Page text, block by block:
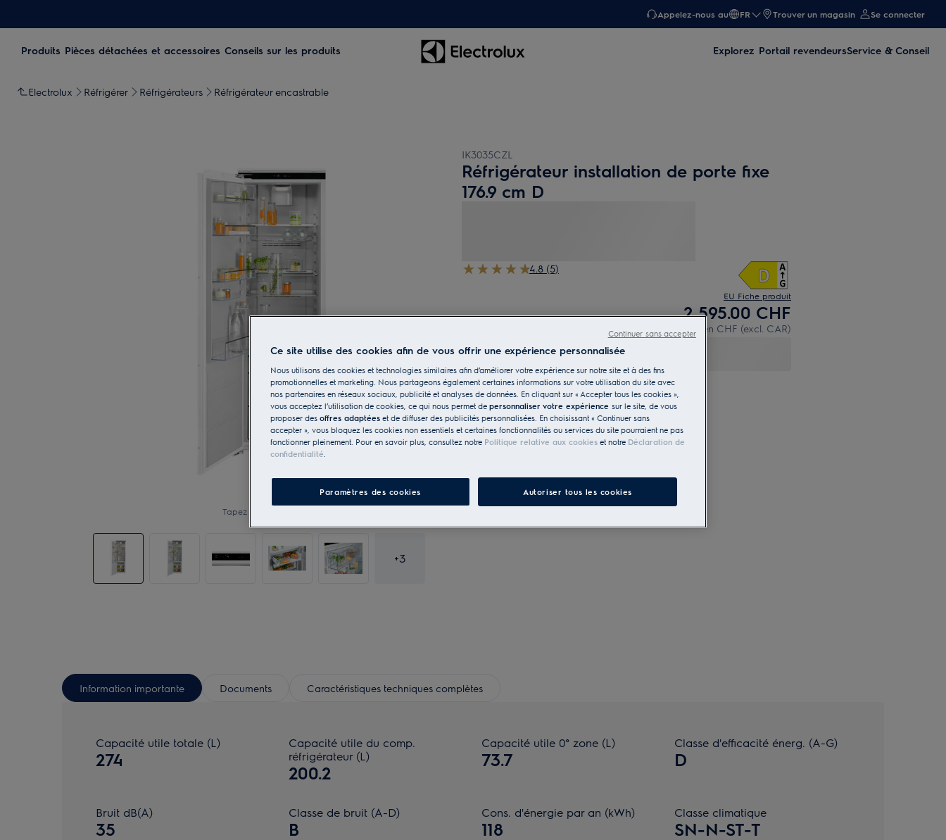
Appelez-nous au FR Trouver un magasin Se connecter
Produits Pièces détachées et accessoires Conseils sur les produits Explorez Portail revendeursService & Conseil
Electrolux Réfrigérer Réfrigérateurs Réfrigérateur encastrable
Tapez pour zoomer
+3
IK3035CZL
Réfrigérateur installation de porte fixe
176.9 cm D
4.8 (5)
EU Fiche produit
2 595.00 CHF
PVR incl. IVA en CHF (excl. CAR)
Information importante Documents Caractéristiques techniques complètes
Capacité utile totale (L)
274
Capacité utile du comp.
réfrigérateur (L)
200.2
Capacité utile 0° zone (L)
73.7
Classe d'efficacité énerg. (A-G)
D
Bruit dB(A)
35
Classe de bruit (A-D)
B
Cons. d'énergie par an (kWh)
118
Classe climatique
SN-N-ST-T
Ce site utilise des cookies afin de vous offrir une expérience personnalisée
Nous utilisons des cookies et technologies similaires afin d’améliorer votre expérience sur notre site et à des fins
promotionnelles et marketing. Nous partageons également certaines informations sur votre utilisation du site avec
nos partenaires en réseaux sociaux, publicité et analyses de données. En cliquant sur « Accepter tous les cookies »,
vous acceptez l’utilisation de cookies, ce qui nous permet de personnaliser votre expérience sur le site, de vous
proposer des offres adaptées et de diffuser des publicités personnalisées. En choisissant « Continuer sans
accepter », vous bloquez les cookies non essentiels et certaines fonctionnalités ou services du site pourraient ne pas
fonctionner pleinement. Pour en savoir plus, consultez notre Politique relative aux cookies et notre Déclaration de
confidentialité.
Paramètres des cookies Autoriser tous les cookies
Continuer sans accepter